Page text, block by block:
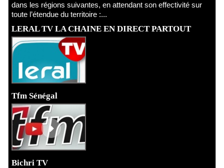
dans les régions suivantes, en attendant son effectivité sur
toute l’étendue du territoire :...
LERAL TV LA CHAINE EN DIRECT PARTOUT
Tfm Sénégal
Bichri TV